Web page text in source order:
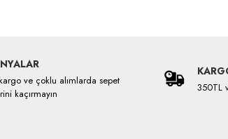
ve çoklu alımlarda sepet
kaçırmayın
350TL